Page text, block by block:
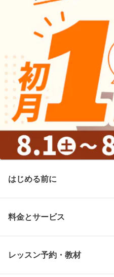
はじめる前に
料金とサービス
レッスン予約・教材